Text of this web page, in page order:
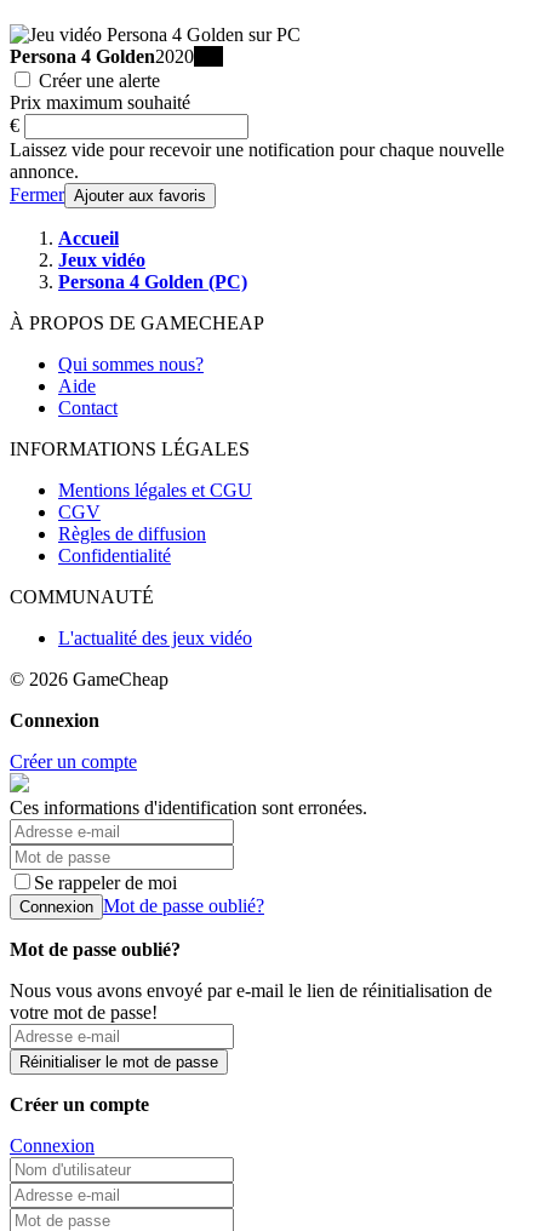
Persona 4 Golden2020
Créer une alerte
Prix maximum souhaité
€
Laissez vide pour recevoir une notification pour chaque nouvelle
annonce.
Fermer Ajouter aux favoris
Accueil
Jeux vidéo
Persona 4 Golden (PC)
À PROPOS DE GAMECHEAP
Qui sommes nous?
Aide
Contact
INFORMATIONS LÉGALES
Mentions légales et CGU
CGV
Règles de diffusion
Confidentialité
COMMUNAUTÉ
L'actualité des jeux vidéo
© 2026 GameCheap
Connexion
Créer un compte
Ces informations d'identification sont erronées.
Se rappeler de moi
Connexion Mot de passe oublié?
Mot de passe oublié?
Nous vous avons envoyé par e-mail le lien de réinitialisation de
votre mot de passe!
Réinitialiser le mot de passe
Créer un compte
Connexion